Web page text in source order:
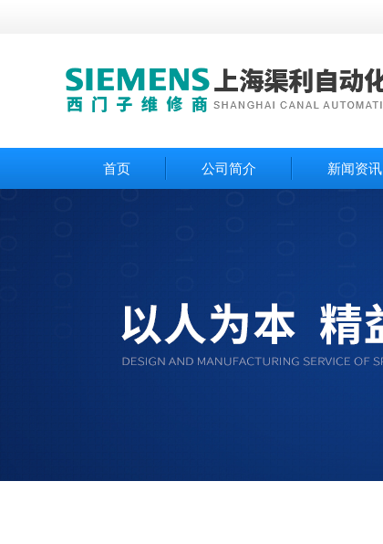
首页 公司简介 新闻资讯